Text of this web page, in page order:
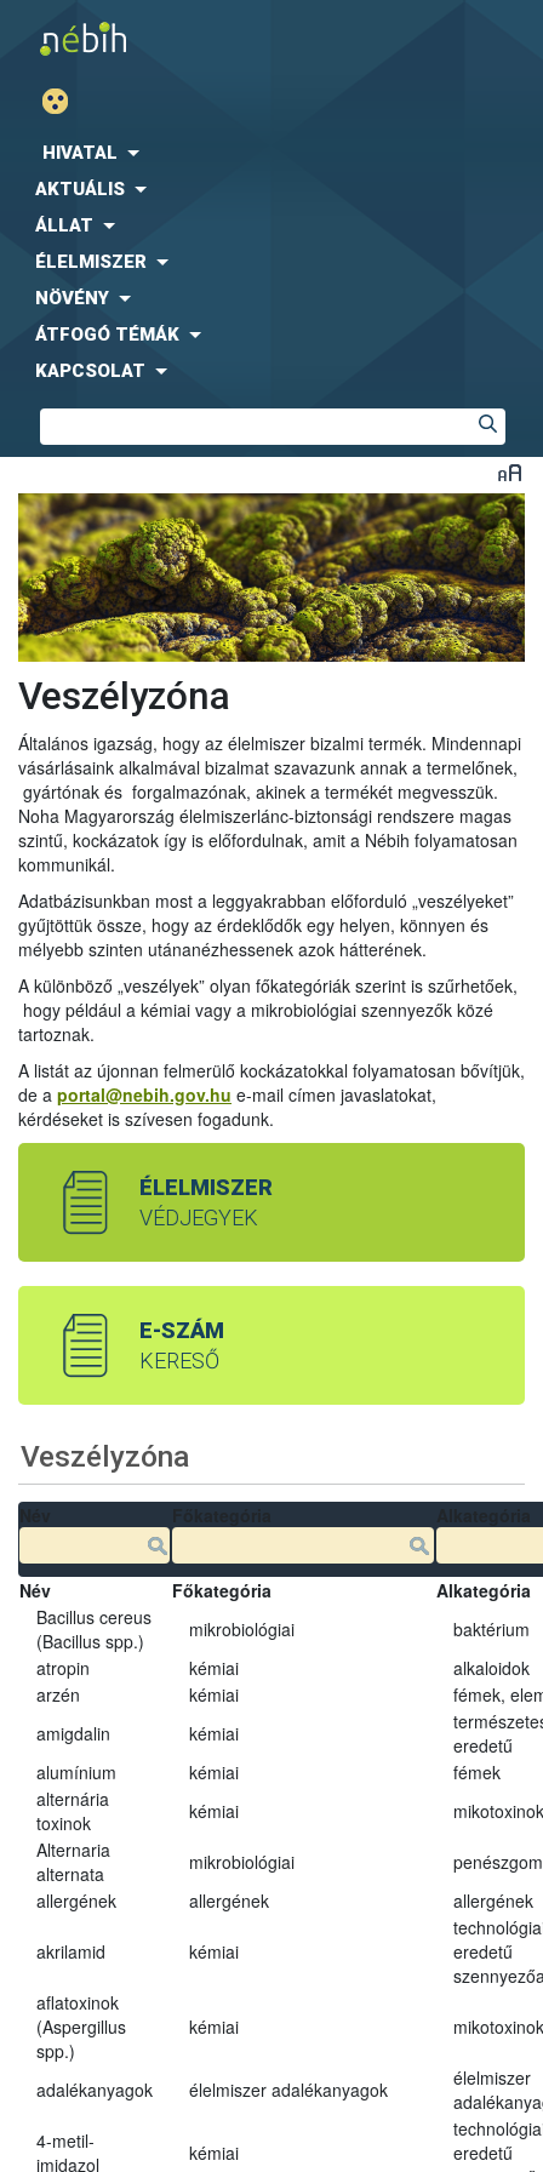
HIVATAL
AKTUÁLIS
ÁLLAT
ÉLELMISZER
NÖVÉNY
ÁTFOGÓ TÉMÁK
KAPCSOLAT
Veszélyzóna
Általános igazság, hogy az élelmiszer bizalmi termék. Mindennapi
vásárlásaink alkalmával bizalmat szavazunk annak a termelőnek,
gyártónak és forgalmazónak, akinek a termékét megvesszük.
Noha Magyarország élelmiszerlánc-biztonsági rendszere magas
szintű, kockázatok így is előfordulnak, amit a Nébih folyamatosan
kommunikál.
Adatbázisunkban most a leggyakrabban előforduló „veszélyeket”
gyűjtöttük össze, hogy az érdeklődők egy helyen, könnyen és
mélyebb szinten utánanézhessenek azok hátterének.
A különböző „veszélyek” olyan főkategóriák szerint is szűrhetőek,
hogy például a kémiai vagy a mikrobiológiai szennyezők közé
tartoznak.
A listát az újonnan felmerülő kockázatokkal folyamatosan bővítjük,
de a portal@nebih.gov.hu e-mail címen javaslatokat,
kérdéseket is szívesen fogadunk.
ÉLELMISZER
VÉDJEGYEK
E-SZÁM
KERESŐ
Veszélyzóna
Név Főkategória
Alkategória
Bacillus cereus
(Bacillus spp.)
mikrobiológiai
baktérium
atropin
kémiai
alkaloidok
arzén
kémiai
fémek,
amigdalin
kémiai
eredetű
alumínium
kémiai
fémek
alternária
toxinok
kémiai
mikotoxinok
Alternaria
alternata
mikrobiológiai
allergének
allergének allergének
akrilamid kémiai
eredetű
aflatoxinok
(Aspergillus
spp.)
kémiai mikotoxinok
adalékanyagok élelmiszer adalékanyagok
élelmiszer
4-metil-
imidazol
kémiai
eredetű